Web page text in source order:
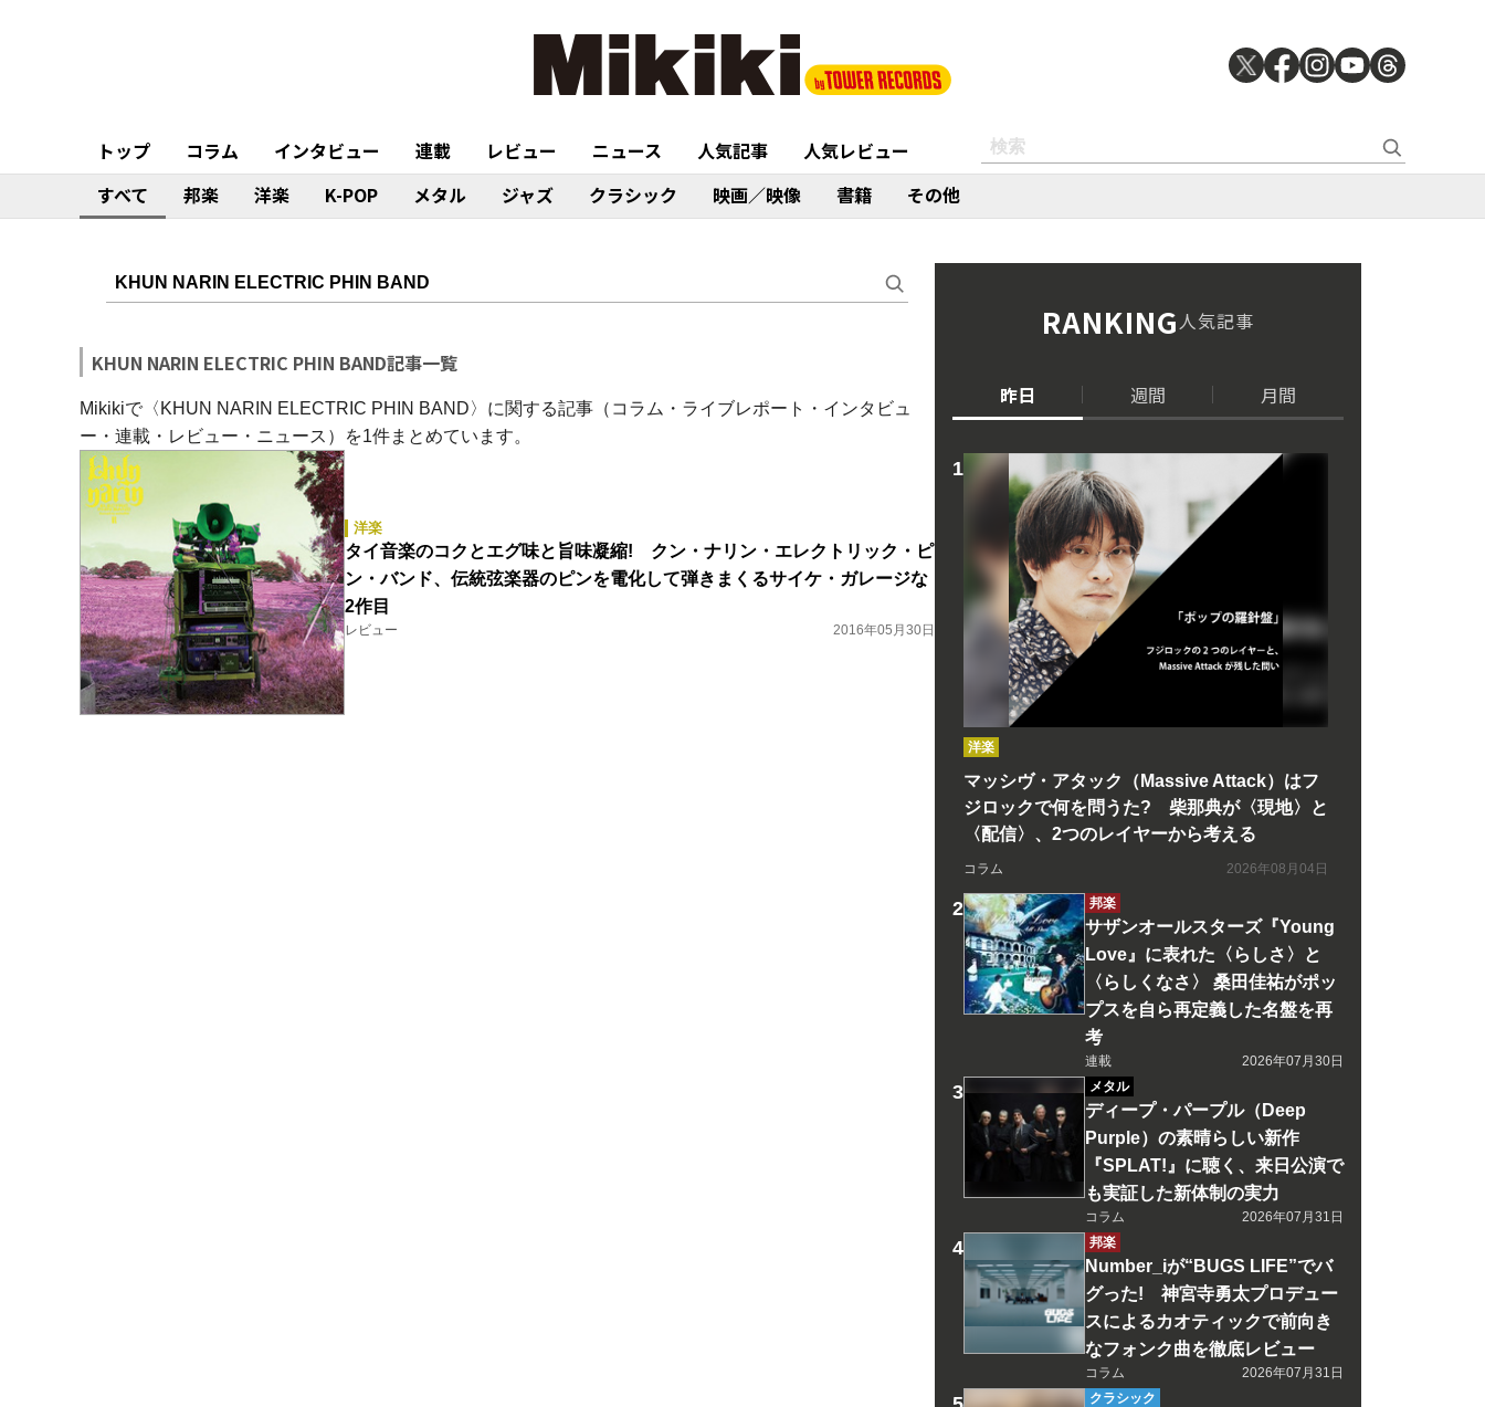
トップ コラム インタビュー 連載 レビュー ニュース 人気記事
人気レビュー
すべて
邦楽 洋楽 K-POP メタル ジャズ クラシック 映画／映像 書籍 その他
KHUN NARIN ELECTRIC PHIN BAND記事一覧
Mikikiで〈KHUN NARIN ELECTRIC PHIN BAND〉に関する記事（コラム・ライブレポート・インタビュ
ー・連載・レビュー・ニュース）を1件まとめています。
洋楽
タイ音楽のコクとエグ味と旨味凝縮! クン・ナリン・エレクトリック・ピ
ン・バンド、伝統弦楽器のピンを電化して弾きまくるサイケ・ガレージな
2作目
レビュー 2016年05月30日
RANKING人気記事
昨日 週間 月間
洋楽
マッシヴ・アタック（Massive Attack）はフ
ジロックで何を問うた? 柴那典が〈現地〉と
〈配信〉、2つのレイヤーから考える
コラム 2026年08月04日
邦楽
サザンオールスターズ『Young
Love』に表れた〈らしさ〉と
〈らしくなさ〉 桑田佳祐がポッ
プスを自ら再定義した名盤を再
考
連載
2026年07月30日
メタル
ディープ・パープル（Deep
Purple）の素晴らしい新作
『SPLAT!』に聴く、来日公演で
も実証した新体制の実力
コラム
2026年07月31日
邦楽
Number_iが“BUGS LIFE”でバ
グった! 神宮寺勇太プロデュー
スによるカオティックで前向き
なフォンク曲を徹底レビュー
コラム
2026年07月31日
クラシック